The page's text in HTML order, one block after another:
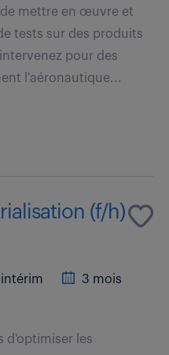
mettre en œuvre et
tests sur des produits
pour des
l'aéronautique...
(f/h)
intérim
3 mois
d'optimiser les